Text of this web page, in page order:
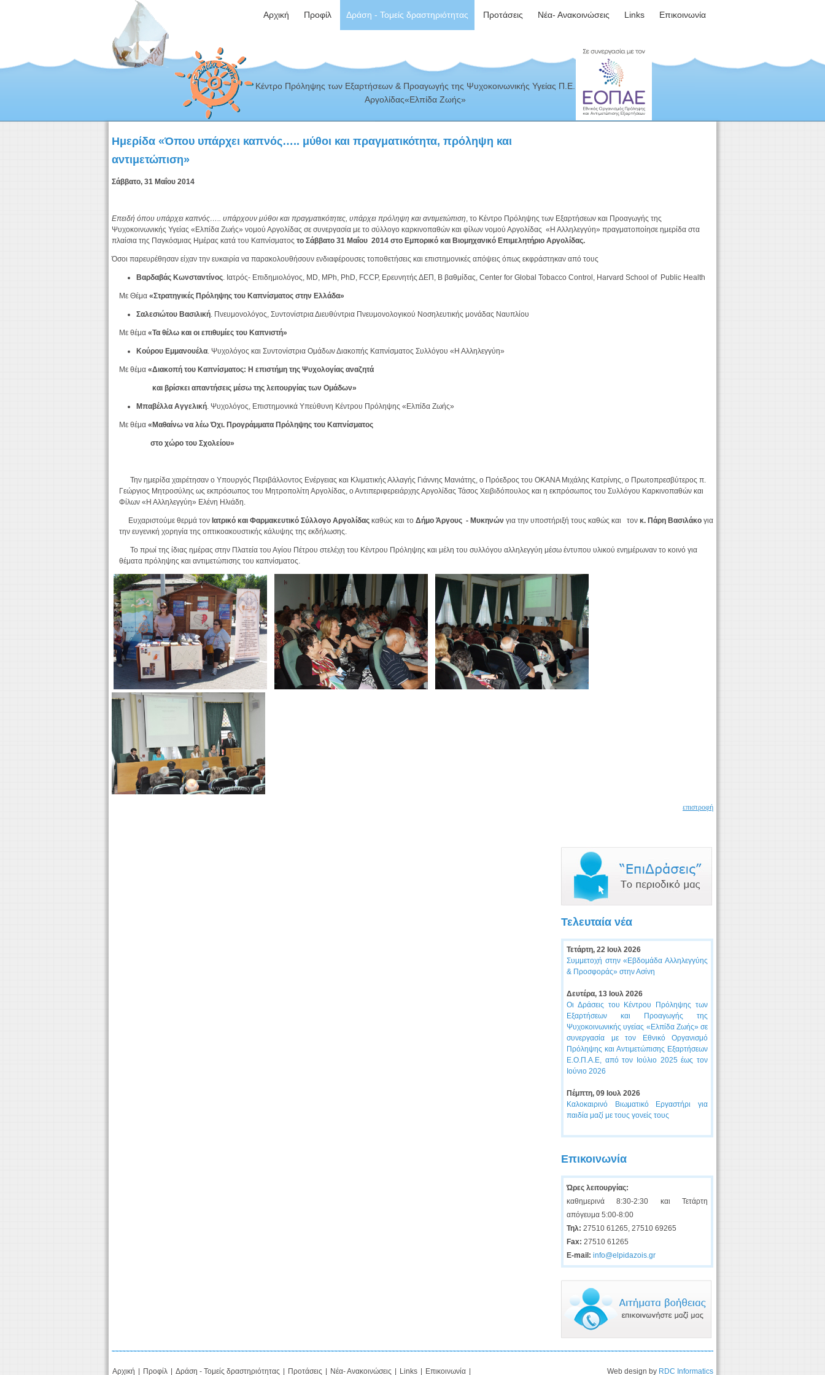
Αρχική Προφίλ Δράση - Τομείς δραστηριότητας Προτάσεις Νέα- Ανακοινώσεις Links Επικοινωνία
Κέντρο Πρόληψης των Εξαρτήσεων & Προαγωγής της Ψυχοκοινωνικής Υγείας Π.Ε.
Αργολίδας«Ελπίδα Ζωής»
Ημερίδα «Όπου υπάρχει καπνός….. μύθοι και πραγματικότητα, πρόληψη και
αντιμετώπιση»
Σάββατο, 31 Μαΐου 2014
Επειδή όπου υπάρχει καπνός….. υπάρχουν μύθοι και πραγματικότητες, υπάρχει πρόληψη και αντιμετώπιση, το Κέντρο Πρόληψης των Εξαρτήσεων και Προαγωγής της
Ψυχοκοινωνικής Υγείας «Ελπίδα Ζωής» νομού Αργολίδας σε συνεργασία με το σύλλογο καρκινοπαθών και φίλων νομού Αργολίδας «Η Αλληλεγγύη» πραγματοποίησε ημερίδα στα
πλαίσια της Παγκόσμιας Ημέρας κατά του Καπνίσματος το Σάββατο 31 Μαΐου 2014 στο Εμπορικό και Βιομηχανικό Επιμελητήριο Αργολίδας.
Όσοι παρευρέθησαν είχαν την ευκαιρία να παρακολουθήσουν ενδιαφέρουσες τοποθετήσεις και επιστημονικές απόψεις όπως εκφράστηκαν από τους
Βαρδαβάς Κωνσταντίνος. Ιατρός- Επιδημιολόγος, MD, MPh, PhD, FCCP, Ερευνητής ΔΕΠ, Β βαθμίδας, Center for Global Tobacco Control, Harvard School of Public Health
Με Θέμα «Στρατηγικές Πρόληψης του Καπνίσματος στην Ελλάδα»
Σαλεσιώτου Βασιλική. Πνευμονολόγος, Συντονίστρια Διευθύντρια Πνευμονολογικού Νοσηλευτικής μονάδας Ναυπλίου
Με θέμα «Τα θέλω και οι επιθυμίες του Καπνιστή»
Κούρου Εμμανουέλα. Ψυχολόγος και Συντονίστρια Ομάδων Διακοπής Καπνίσματος Συλλόγου «Η Αλληλεγγύη»
Με θέμα «Διακοπή του Καπνίσματος: Η επιστήμη της Ψυχολογίας αναζητά
και βρίσκει απαντήσεις μέσω της λειτουργίας των Ομάδων»
Μπαβέλλα Αγγελική. Ψυχολόγος, Επιστημονικά Υπεύθυνη Κέντρου Πρόληψης «Ελπίδα Ζωής»
Με θέμα «Μαθαίνω να λέω Όχι. Προγράμματα Πρόληψης του Καπνίσματος
στο χώρο του Σχολείου»
Την ημερίδα χαιρέτησαν ο Υπουργός Περιβάλλοντος Ενέργειας και Κλιματικής Αλλαγής Γιάννης Μανιάτης, ο Πρόεδρος του ΟΚΑΝΑ Μιχάλης Κατρίνης, ο Πρωτοπρεσβύτερος π.
Γεώργιος Μητροσύλης ως εκπρόσωπος του Μητροπολίτη Αργολίδας, ο Αντιπεριφερειάρχης Αργολίδας Τάσος Χειβιδόπουλος και η εκπρόσωπος του Συλλόγου Καρκινοπαθών και
Φίλων «Η Αλληλεγγύη» Ελένη Ηλιάδη.
Ευχαριστούμε θερμά τον Ιατρικό και Φαρμακευτικό Σύλλογο Αργολίδας καθώς και το Δήμο Άργους - Μυκηνών για την υποστήριξή τους καθώς και τον κ. Πάρη Βασιλάκο για
την ευγενική χορηγία της οπτικοακουστικής κάλυψης της εκδήλωσης.
Το πρωί της ίδιας ημέρας στην Πλατεία του Αγίου Πέτρου στελέχη του Κέντρου Πρόληψης και μέλη του συλλόγου αλληλεγγύη μέσω έντυπου υλικού ενημέρωναν το κοινό για
θέματα πρόληψης και αντιμετώπισης του καπνίσματος.
επιστροφή
Τελευταία νέα
Τετάρτη, 22 Ιουλ 2026
Συμμετοχή στην «Εβδομάδα Αλληλεγγύης
& Προσφοράς» στην Ασίνη
Δευτέρα, 13 Ιουλ 2026
Οι Δράσεις του Κέντρου Πρόληψης των
Εξαρτήσεων και Προαγωγής της
Ψυχοκοινωνικής υγείας «Ελπίδα Ζωής» σε
συνεργασία με τον Εθνικό Οργανισμό
Πρόληψης και Αντιμετώπισης Εξαρτήσεων
Ε.Ο.Π.Α.Ε, από τον Ιούλιο 2025 έως τον
Ιούνιο 2026
Πέμπτη, 09 Ιουλ 2026
Καλοκαιρινό Βιωματικό Εργαστήρι για
παιδία μαζί με τους γονείς τους
Επικοινωνία
Ώρες λειτουργίας:
καθημερινά 8:30-2:30 και Τετάρτη
απόγευμα 5:00-8:00
Τηλ: 27510 61265, 27510 69265
Fax: 27510 61265
E-mail: info@elpidazois.gr
Αρχική Προφίλ Δράση - Τομείς δραστηριότητας Προτάσεις Νέα- Ανακοινώσεις Links Επικοινωνία Web design by RDC Informatics